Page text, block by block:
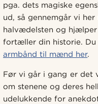
pga. dets magiske
ud, så gennemgår vi
halvædelsten og
fortæller din historie. Du
armbånd til mænd her.
Før vi går i gang er det
om stenene og deres
udelukkende for